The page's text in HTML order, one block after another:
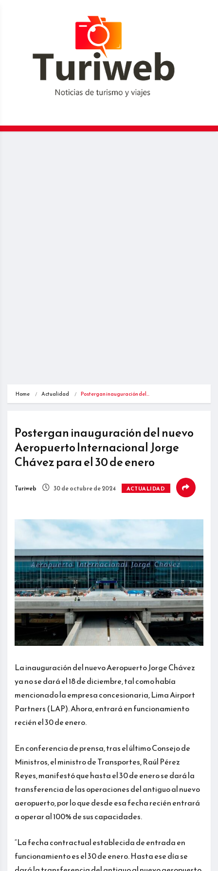
Home Actualidad Postergan inauguración del…
Postergan inauguración del nuevo
Aeropuerto Internacional Jorge
Chávez para el 30 de enero
Turiweb 30 de octubre de 2024 ACTUALIDAD
La inauguración del nuevo Aeropuerto Jorge Chávez
ya no se dará el 18 de diciembre, tal como había
mencionado la empresa concesionaria, Lima Airport
Partners (LAP). Ahora, entrará en funcionamiento
recién el 30 de enero.
En conferencia de prensa, tras el último Consejo de
Ministros, el ministro de Transportes, Raúl Pérez
Reyes, manifestó que hasta el 30 de enero se dará la
transferencia de las operaciones del antiguo al nuevo
aeropuerto, por lo que desde esa fecha recién entrará
a operar al 100% de sus capacidades.
“La fecha contractual establecida de entrada en
funcionamiento es el 30 de enero. Hasta ese día se